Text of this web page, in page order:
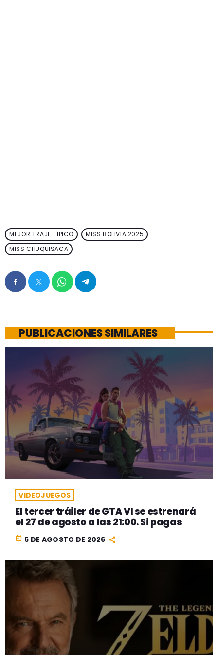
MEJOR TRAJE TÍPICO
MISS BOLIVIA 2025
MISS CHUQUISACA
PUBLICACIONES SIMILARES
VIDEOJUEGOS
El tercer tráiler de GTA VI se estrenará
el 27 de agosto a las 21:00. Si pagas
today 6 DE AGOSTO DE 2026